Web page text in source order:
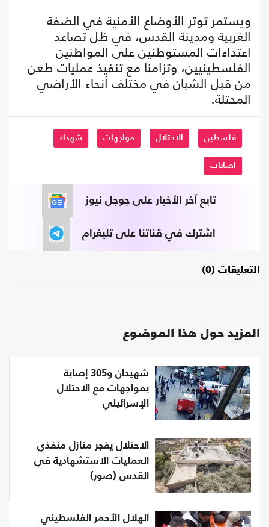
ويستمر توتر الأوضاع الأمنية في الضفة
الغربية ومدينة القدس، في ظل تصاعد
اعتداءات المستوطنين على المواطنين
الفلسطينيين، وتزامنا مع تنفيذ عمليات طعن
من قبل الشبان في مختلف أنحاء الأراضي
المحتلة.
فلسطين الاحتلال مواجهات شهداء
اصابات
تابع آخر الأخبار على جوجل نيوز
اشترك في قناتنا على تليغرام
التعليقات (0)
المزيد حول هذا الموضوع
شهيدان و305 إصابة
بمواجهات مع الاحتلال
الإسرائيلي
الاحتلال يفجر منازل منفذي
العمليات الاستشهادية في
القدس (صور)
الهلال الأحمر الفلسطيني